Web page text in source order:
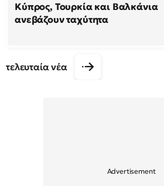
Κύπρος, Τουρκία και Βαλκάνια
ανεβάζουν ταχύτητα
τελευταία νέα